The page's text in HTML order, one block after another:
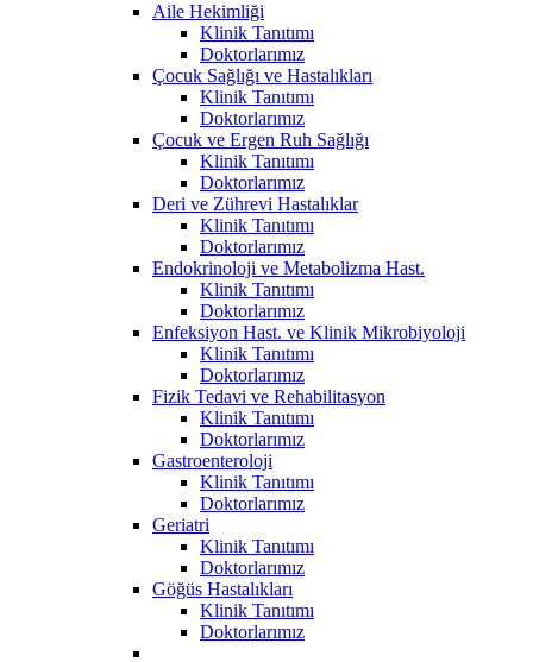
Aile Hekimliği
Klinik Tanıtımı
Doktorlarımız
Çocuk Sağlığı ve Hastalıkları
Klinik Tanıtımı
Doktorlarımız
Çocuk ve Ergen Ruh Sağlığı
Klinik Tanıtımı
Doktorlarımız
Deri ve Zührevi Hastalıklar
Klinik Tanıtımı
Doktorlarımız
Endokrinoloji ve Metabolizma Hast.
Klinik Tanıtımı
Doktorlarımız
Enfeksiyon Hast. ve Klinik Mikrobiyoloji
Klinik Tanıtımı
Doktorlarımız
Fizik Tedavi ve Rehabilitasyon
Klinik Tanıtımı
Doktorlarımız
Gastroenteroloji
Klinik Tanıtımı
Doktorlarımız
Geriatri
Klinik Tanıtımı
Doktorlarımız
Göğüs Hastalıkları
Klinik Tanıtımı
Doktorlarımız